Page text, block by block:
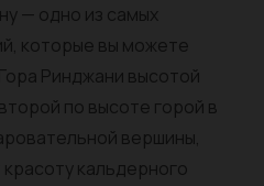
— одно из самых
которые вы можете
Ринджани высотой
по высоте горой в
вершины,
кальдерного